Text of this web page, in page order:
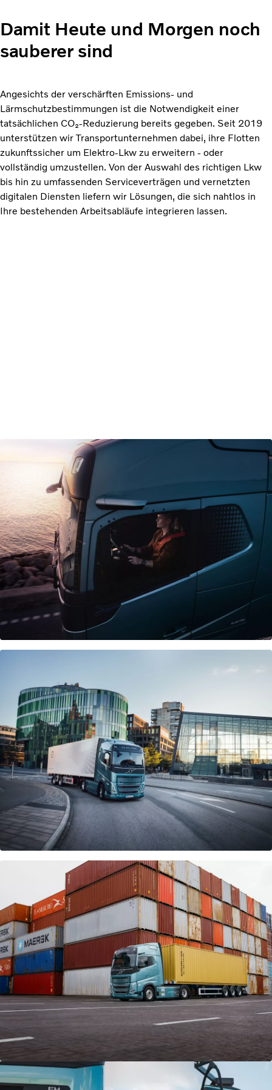
Damit Heute und Morgen noch
sauberer sind
Angesichts der verschärften Emissions- und
Lärmschutzbestimmungen ist die Notwendigkeit einer
tatsächlichen CO₂-Reduzierung bereits gegeben. Seit 2019
unterstützen wir Transportunternehmen dabei, ihre Flotten
zukunftssicher um Elektro-Lkw zu erweitern - oder
vollständig umzustellen. Von der Auswahl des richtigen Lkw
bis hin zu umfassenden Serviceverträgen und vernetzten
digitalen Diensten liefern wir Lösungen, die sich nahtlos in
Ihre bestehenden Arbeitsabläufe integrieren lassen.